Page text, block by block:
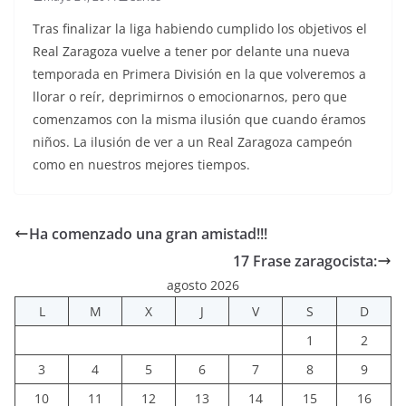
Tras finalizar la liga habiendo cumplido los objetivos el
Real Zaragoza vuelve a tener por delante una nueva
temporada en Primera División en la que volveremos a
llorar o reír, deprimirnos o emocionarnos, pero que
comenzamos con la misma ilusión que cuando éramos
niños. La ilusión de ver a un Real Zaragoza campeón
como en nuestros mejores tiempos.
Ha comenzado una gran amistad!!!
17 Frase zaragocista:
agosto 2026
L
M X J V S
D
1
2
3
4 5 6 7 8
9
10
11 12 13 14 15 16